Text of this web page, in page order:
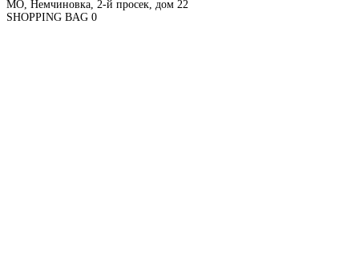
МО, Немчиновка, 2-й просек, дом 22
SHOPPING BAG 0